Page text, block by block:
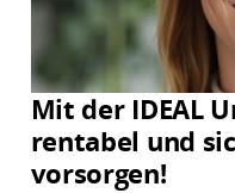
Mit der IDEAL
rentabel und
vorsorgen!